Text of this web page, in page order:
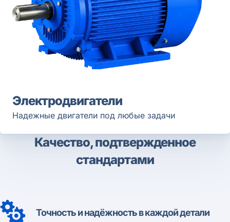
Электродвигатели
Надежные двигатели под любые задачи
Качество, подтвержденное
стандартами
Точность и надёжность в каждой детали